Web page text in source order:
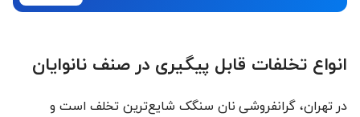
انواع تخلفات قابل پیگیری در صنف نانوایان
در تهران، گرانفروشی نان سنگک شایع‌ترین تخلف است و